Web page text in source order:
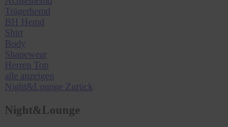
Trägerhemd
BH Hemd
Shirt
Body
Shapewear
Herren Top
alle anzeigen
Night&Lounge Zurück
Night&Lounge